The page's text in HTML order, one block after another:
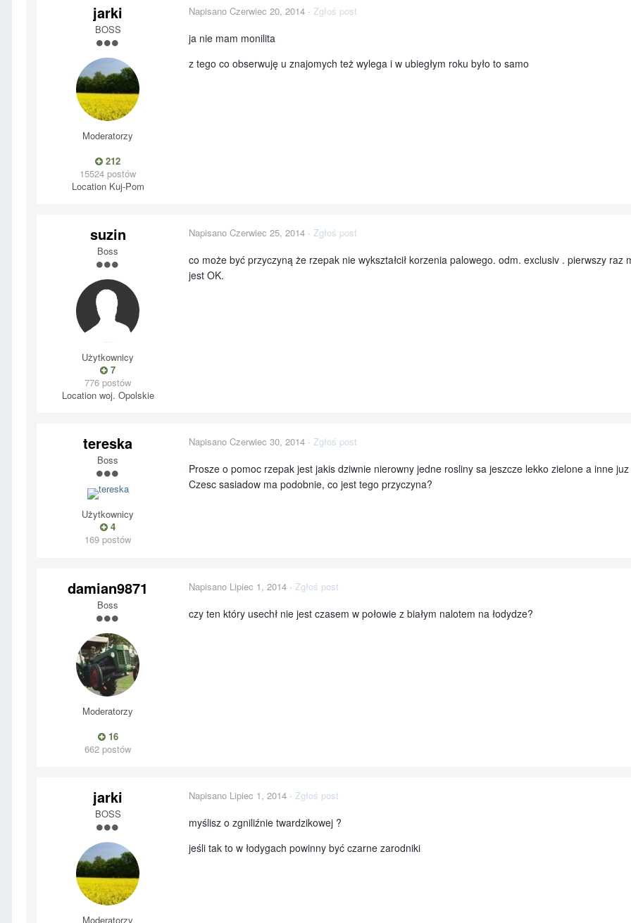
jarki
BOSS
Moderatorzy
212
15524 postów
LocationKuj-Pom
Napisano Czerwiec 20, 2014 · Zgłoś post
ja nie mam monilita
z tego co obserwuję u znajomych też wylega i w ubiegłym roku było to samo
suzin
Boss
Użytkownicy
7
776 postów
Locationwoj. Opolskie
Napisano Czerwiec 25, 2014 · Zgłoś post
co może być przyczyną że rzepak nie wykształcił korzenia palowego. odm. exclusiv . pierwszy
jest OK.
tereska
Boss
Użytkownicy
4
169 postów
Napisano Czerwiec 30, 2014 · Zgłoś post
Prosze o pomoc rzepak jest jakis dziwnie nierowny jedne rosliny sa jeszcze lekko zielone a inne
Czesc sasiadow ma podobnie, co jest tego przyczyna?
damian9871
Boss
Moderatorzy
16
662 postów
Napisano Lipiec 1, 2014 · Zgłoś post
czy ten który usechł nie jest czasem w połowie z białym nalotem na łodydze?
jarki
BOSS
Moderatorzy
Napisano Lipiec 1, 2014 · Zgłoś post
myślisz o zgniliźnie twardzikowej ?
jeśli tak to w łodygach powinny być czarne zarodniki